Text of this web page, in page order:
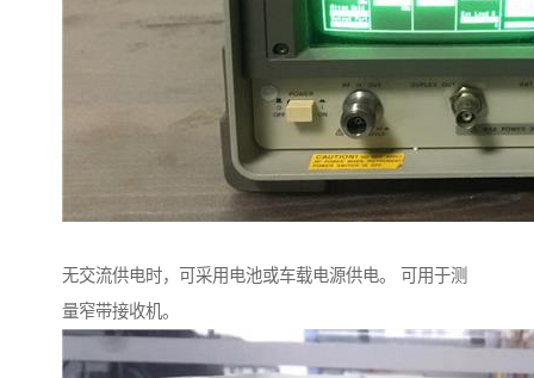
无交流供电时，可采用电池或车载电源供电。 可用于测
量窄带接收机。